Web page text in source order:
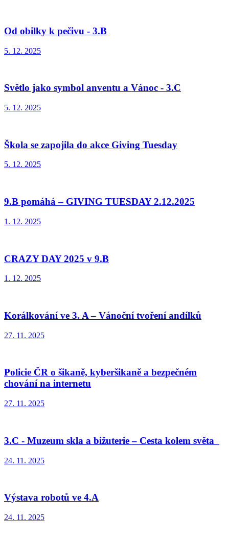
Od obilky k pečivu - 3.B
5. 12. 2025
Světlo jako symbol anventu a Vánoc - 3.C
5. 12. 2025
Škola se zapojila do akce Giving Tuesday
5. 12. 2025
9.B pomáhá – GIVING TUESDAY 2.12.2025
1. 12. 2025
CRAZY DAY 2025 v 9.B
1. 12. 2025
Korálkování ve 3. A – Vánoční tvoření andílků
27. 11. 2025
Policie ČR o šikaně, kyberšikaně a bezpečném
chování na internetu
27. 11. 2025
3.C - Muzeum skla a bižuterie – Cesta kolem světa
24. 11. 2025
Výstava robotů ve 4.A
24. 11. 2025